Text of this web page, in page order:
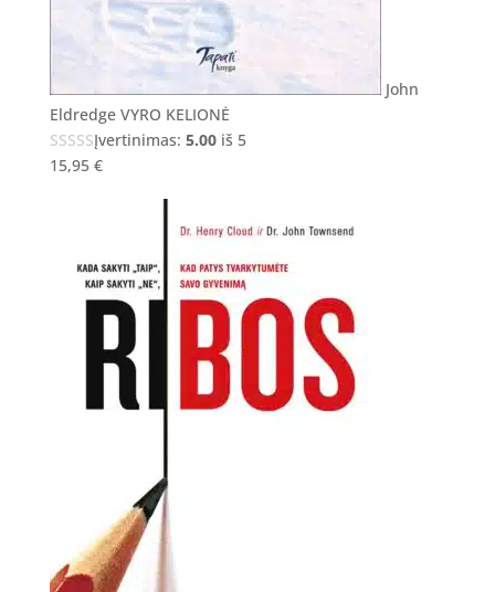
John
Eldredge VYRO KELIONĖ
Įvertinimas: 5.00iš 5
15,95 €